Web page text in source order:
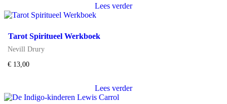
Lees verder
Tarot Spiritueel Werkboek
Nevill Drury
€13,00
Lees verder